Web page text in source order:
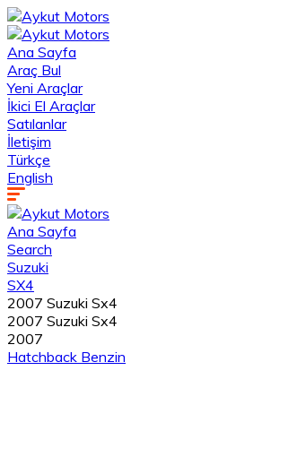
Ana Sayfa
Araç Bul
Yeni Araçlar
İkici El Araçlar
Satılanlar
İletişim
Türkçe
English
Ana Sayfa
Search
Suzuki
SX4
2007 Suzuki Sx4
2007 Suzuki Sx4
2007
Hatchback Benzin